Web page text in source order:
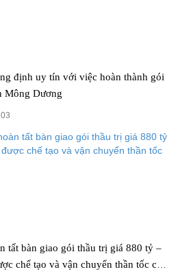
định uy tín với việc hoàn thành gói
Mông Dương
tất bàn giao gói thầu trị giá 880 tỷ –
chế tạo và vận chuyển thần tốc chỉ